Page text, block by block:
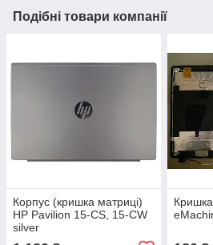
Подібні товари компанії
Корпус (кришка матриці)
HP Pavilion 15-CS, 15-CW
silver